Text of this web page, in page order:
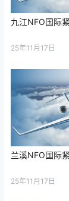
九江NFO国际
25年11月17日
兰溪NFO国际
25年11月17日